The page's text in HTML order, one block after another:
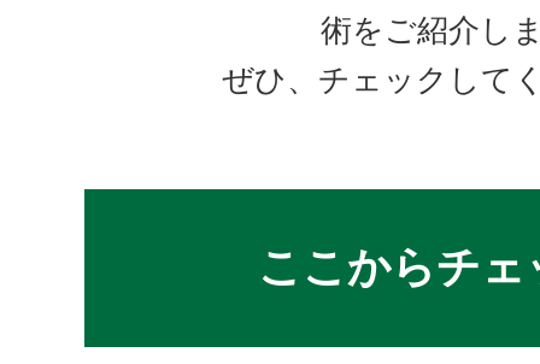
術をご紹介し
ぜひ、チェックして
ここからチェ